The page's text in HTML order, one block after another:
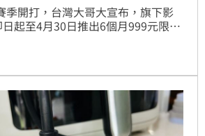
季開打，台灣大哥大宣布，旗下影
起至4月30日推出6個月999元限時